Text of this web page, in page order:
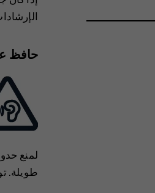
حافظ
لمنع
طويلة.